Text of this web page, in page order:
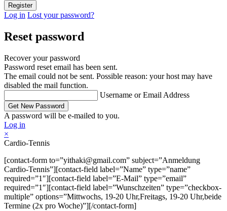
Log in Lost your password?
Reset password
Recover your password
Password reset email has been sent.
The email could not be sent. Possible reason: your host may have
disabled the mail function.
Username or Email Address
A password will be e-mailed to you.
Log in
×
Cardio-Tennis
[contact-form to=”yithaki@gmail.com” subject=”Anmeldung
Cardio-Tennis”][contact-field label=”Name” type=”name”
required=”1″][contact-field label=”E-Mail” type=”email”
required=”1″][contact-field label=”Wunschzeiten” type=”checkbox-
multiple” options=”Mittwochs, 19-20 Uhr,Freitags, 19-20 Uhr,beide
Termine (2x pro Woche)”][/contact-form]